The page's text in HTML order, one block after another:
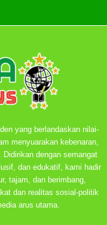
yang berlandaskan nilai-
menyuarakan kebenaran,
dengan semangat
dan edukatif, kami hadir
tajam, dan berimbang,
dan realitas sosial-politik
arus utama.